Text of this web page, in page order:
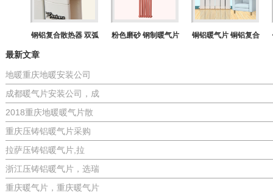
钢铝复合散热器 双弧 粉色磨砂 钢制暖气片 铜铝暖气片 铜铝复合
最新文章
地暖重庆地暖安装公司
成都暖气片安装公司，成
2018重庆地暖暖气片散
重庆压铸铝暖气片采购
拉萨压铸铝暖气片,拉
浙江压铸铝暖气片，选瑞
重庆暖气片，重庆暖气片